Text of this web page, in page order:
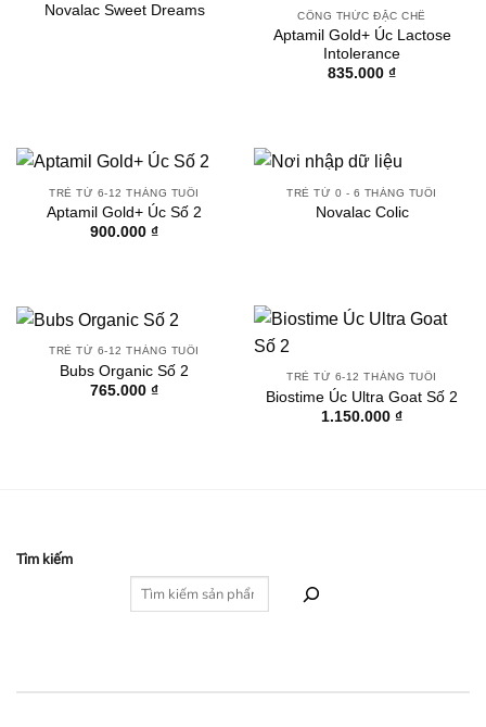
Novalac Sweet Dreams CÔNG THỨC ĐẶC CHẾ
Aptamil Gold+ Úc Lactose
Intolerance
835.000 ₫
TRẺ TỪ 6-12 THÁNG TUỔI
Aptamil Gold+ Úc Số 2
900.000 ₫
TRẺ TỪ 0 - 6 THÁNG TUỔI
Novalac Colic
TRẺ TỪ 6-12 THÁNG TUỔI
Bubs Organic Số 2
765.000 ₫
TRẺ TỪ 6-12 THÁNG TUỔI
Biostime Úc Ultra Goat Số 2
1.150.000 ₫
Tìm kiếm